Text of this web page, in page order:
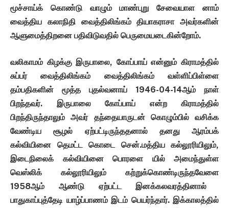
மூச்சாய்க்
கொண்டு வாழும் மாண்புறு
சேவையாள னாம்
வைத்திய கலாநிதி வைத்திலிங்கம் தியாகராசா அவர்களின்
ஆளுமைத்திறனை பதிவிடுவதில் பெருமையடைகின்றோம்.
வலிகாமம் கிழக்கு இருபாலை, கோப்பாய் என்னும் கிராமத்தில்
சுப்பர்
வைத்திலிங்கம் வைத்திலிங்கம்
வள்ளிப்பிள்ளை
தம்பதிகளின்
மூத்த புதல்வனாய் 1946-04-14ஆம்
நாள்
பிறந்தவர். இருபாலை கோப்பாய் என்ற
கிராமத்தில்
பிறந்திருந்தாலும் அவர் தந்தையாருடன் கொழும்பில் வசிக்க
வேண்டிய
சூழல் ஏற்பட்டிருந்ததனால் தனது
ஆரம்பக்
கல்வியினை
தெமட்ட கொடை சென்.மத்திய கல்லூரியிலும்,
இடைநிலைக்
கல்வியினை பொரளை யில்
அமைந்துள்ள
வெஸ்லிக்
கல்லூரியிலும்
கற்றுக்கொண்டிருந்தவேளை
1958ஆம் ஆண்டு ஏற்பட்ட இனக்கலவரத்தினால்
பாதுகாப்புத்தேடி யாழ்ப்பாணம் இடம் பெயர்ந்தார். இக்காலத்தில்